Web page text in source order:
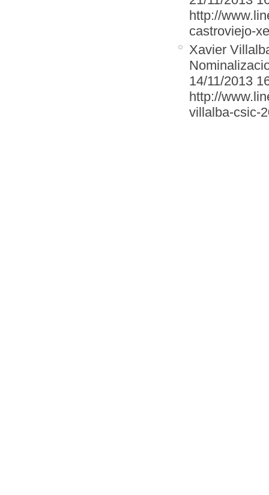
http://
castroviejo-
Xavier
14/11/2013
http://
villalba-csic-